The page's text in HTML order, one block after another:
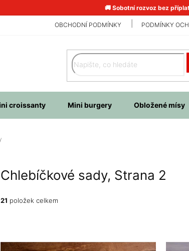
🚚 Sobotní rozvoz bez
OBCHODNÍ PODMÍNKY PODMÍNKY
croissanty Mini burgery Obložené mísy
Chlebíčkové sady, Strana 2
21 položek celkem